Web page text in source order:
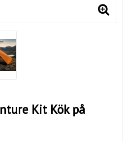
Kit Kök på